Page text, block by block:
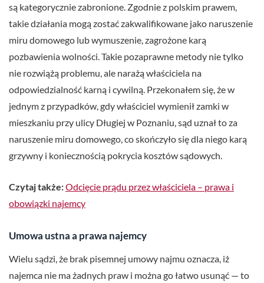
są kategorycznie zabronione. Zgodnie z polskim prawem,
takie działania mogą zostać zakwalifikowane jako naruszenie
miru domowego lub wymuszenie, zagrożone karą
pozbawienia wolności. Takie pozaprawne metody nie tylko
nie rozwiążą problemu, ale narażą właściciela na
odpowiedzialność karną i cywilną. Przekonałem się, że w
jednym z przypadków, gdy właściciel wymienił zamki w
mieszkaniu przy ulicy Długiej w Poznaniu, sąd uznał to za
naruszenie miru domowego, co skończyło się dla niego karą
grzywny i koniecznością pokrycia kosztów sądowych.
Czytaj także:Odcięcie prądu przez właściciela – prawa i
obowiązki najemcy
Umowa ustna a prawa najemcy
Wielu sądzi, że brak pisemnej umowy najmu oznacza, iż
najemca nie ma żadnych praw i można go łatwo usunąć — to